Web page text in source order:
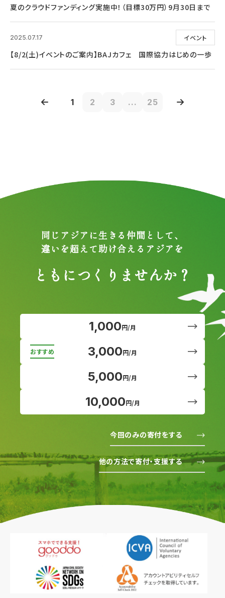
夏のクラウドファンディング実施中！（目標30万円）9月30日まで
イベント
2025.07.17
【8/2(土)イベントのご案内】BAJカフェ 国際協力はじめの一歩
1 2 3 ... 25
同じアジアに生きる仲間として、
違いを超えて助け合えるアジアを
ともにつくりませんか？
1,000円/月
3,000円/月
5,000円/月
10,000円/月
今回のみの寄付をする
他の方法で寄付・支援する